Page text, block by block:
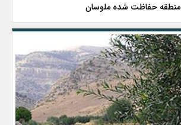
منطقه حفاظت شده ملوسان